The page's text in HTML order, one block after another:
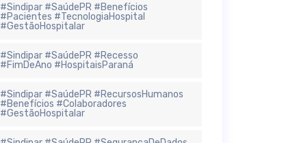
#Sindipar #SaúdePR #Benefícios
#Pacientes #TecnologiaHospital
#GestãoHospitalar
#Sindipar #SaúdePR #Recesso
#FimDeAno #HospitaisParaná
#Sindipar #SaúdePR #RecursosHumanos
#Benefícios #Colaboradores
#GestãoHospitalar